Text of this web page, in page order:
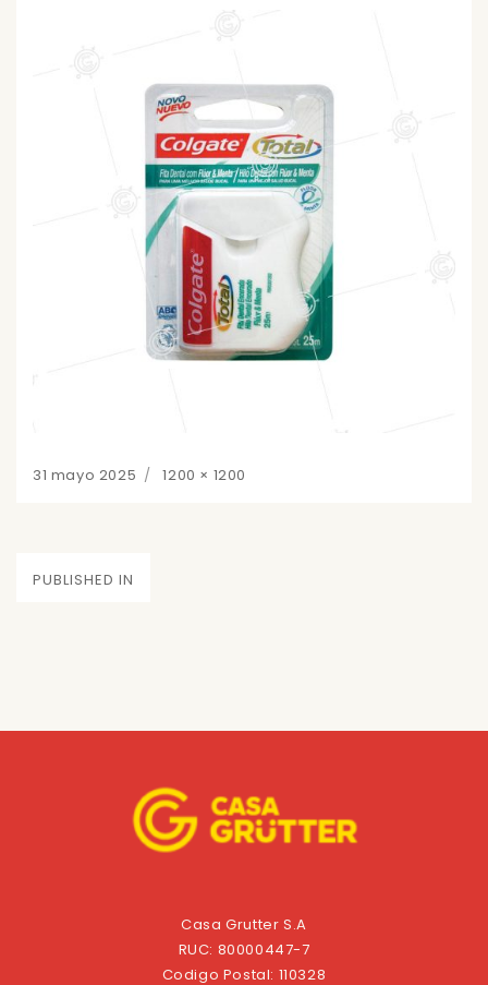
Posted
31 mayo 2025
Full
1200 × 1200
Navegación
PUBLISHED IN
Casa Grutter S.A
RUC: 80000447-7
Codigo Postal: 110328